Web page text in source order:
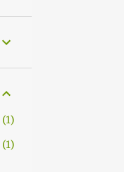
1
1